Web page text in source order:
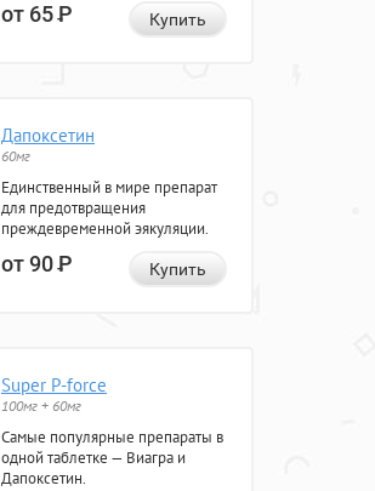
от 65Р Купить
Дапоксетин
60мг
Единственный в мире препарат
для предотвращения
преждевременной эякуляции.
от 90Р Купить
Super P-force
100мг + 60мг
Самые популярные препараты в
одной таблетке — Виагра и
Дапоксетин.